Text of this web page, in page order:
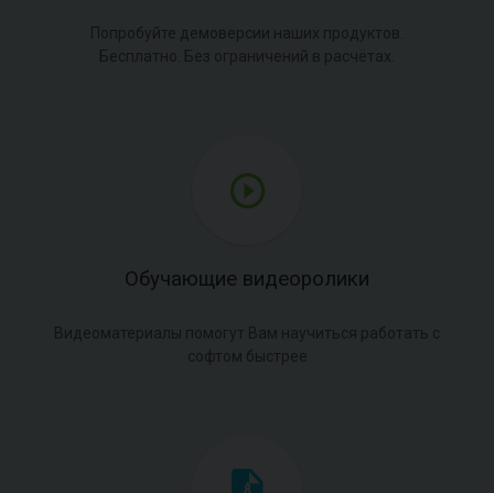
Попробуйте демоверсии наших продуктов.
Бесплатно. Без ограничений в расчётах.
Обучающие видеоролики
Видеоматериалы помогут Вам научиться работать с
софтом быстрее